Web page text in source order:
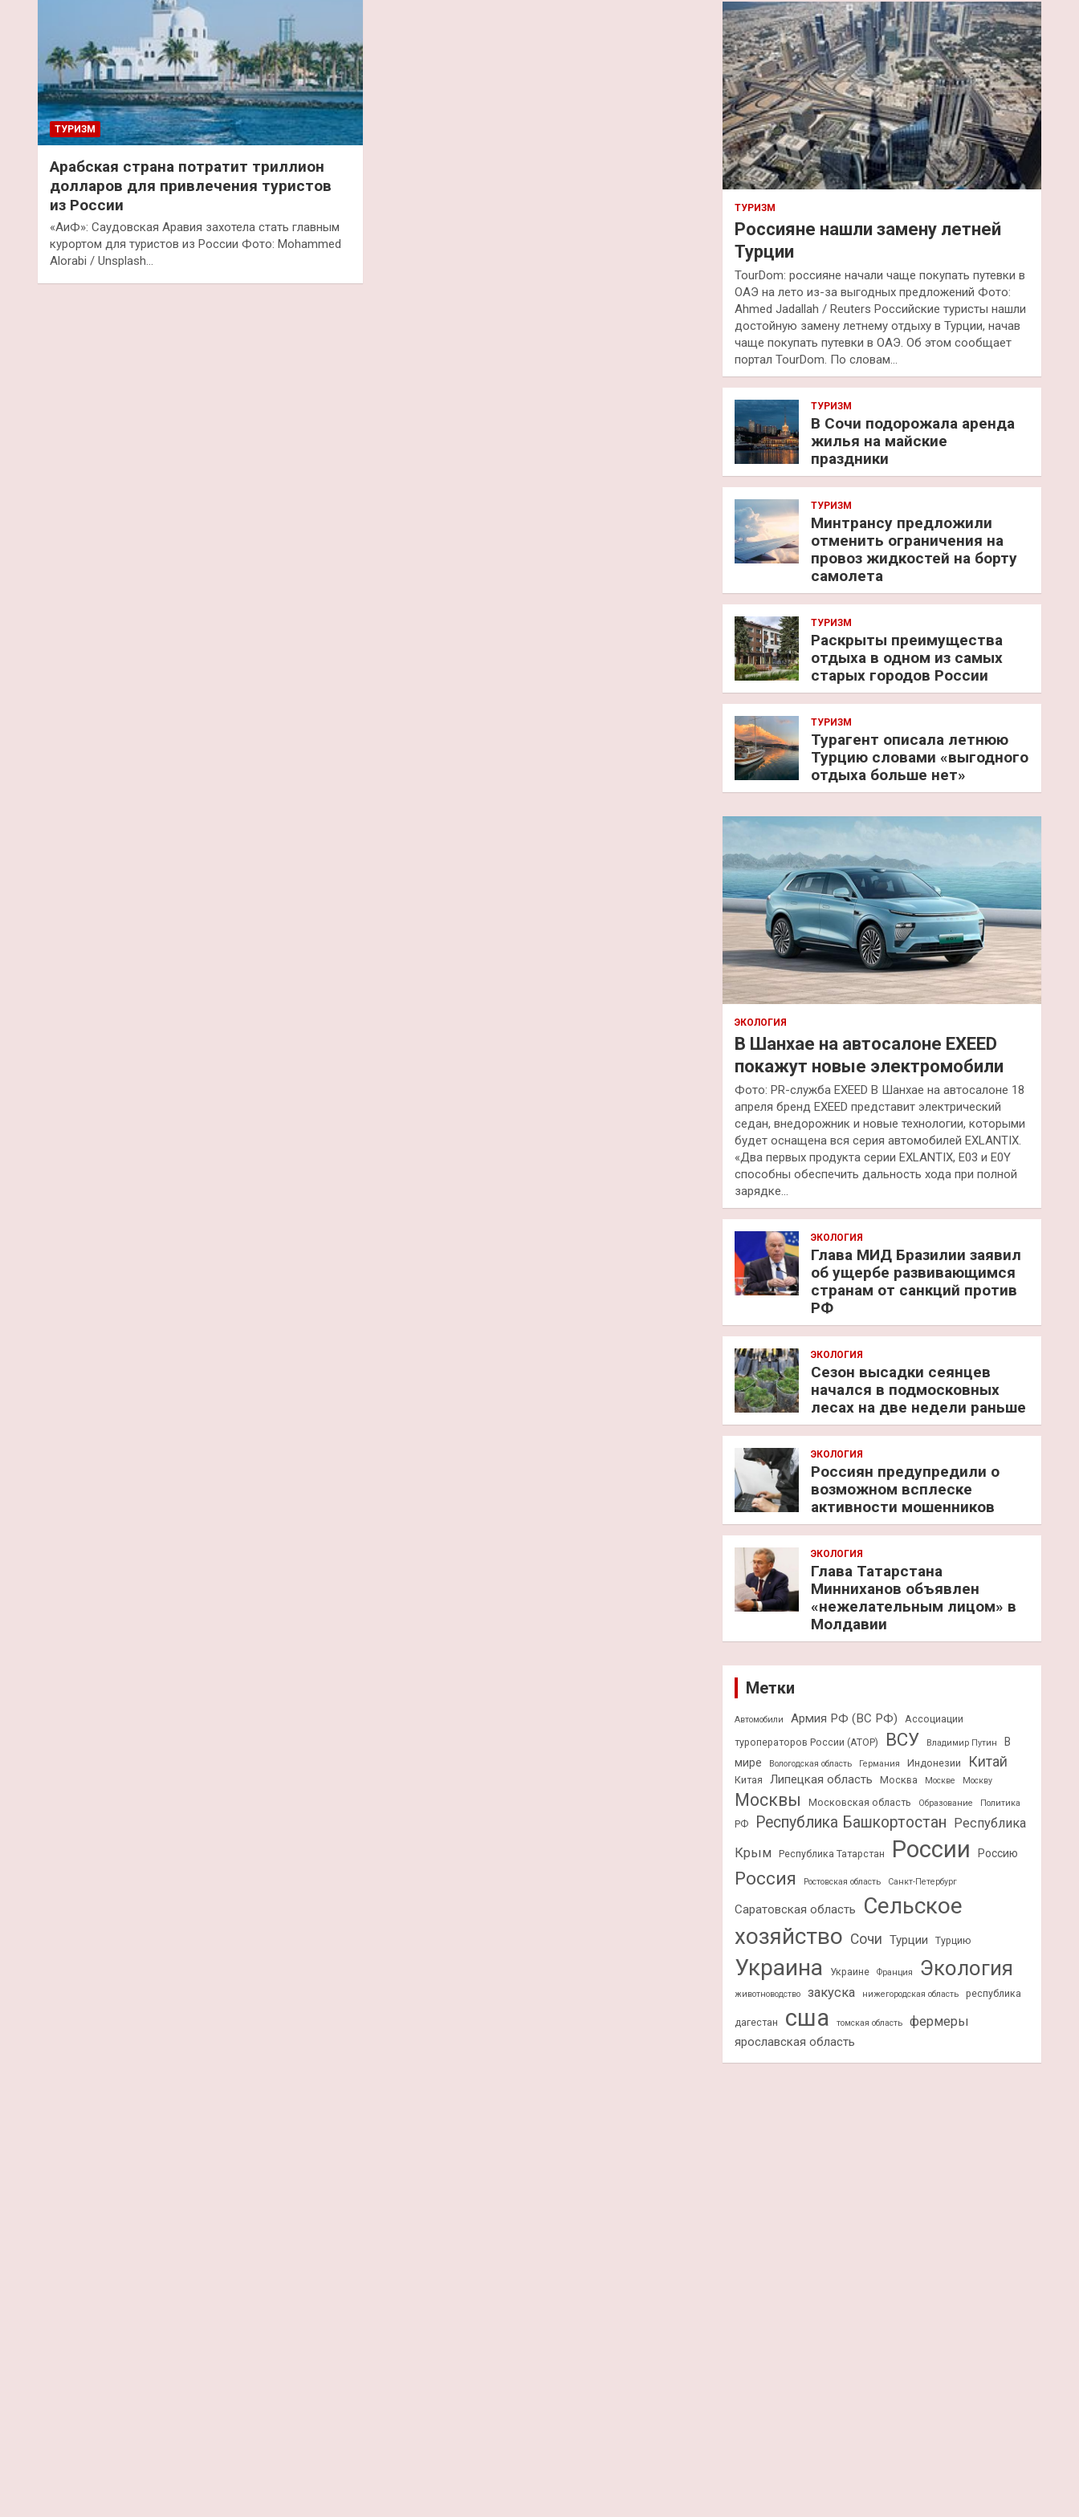
ТУРИЗМ
Арабская страна потратит триллион
долларов для привлечения туристов
из России
«АиФ»: Саудовская Аравия захотела стать главным
курортом для туристов из России Фото: Mohammed
Alorabi / Unsplash…
к
ТУРИЗМ
Россияне нашли замену летней
Турции
TourDom: россияне начали чаще покупать путевки в
ОАЭ на лето из-за выгодных предложений Фото:
Ahmed Jadallah / Reuters Российские туристы нашли
достойную замену летнему отдыху в Турции, начав
чаще покупать путевки в ОАЭ. Об этом сообщает
портал TourDom. По словам…
ТУРИЗМ
В Сочи подорожала аренда
жилья на майские
праздники
ТУРИЗМ
Минтрансу предложили
отменить ограничения на
провоз жидкостей на борту
самолета
ТУРИЗМ
Раскрыты преимущества
отдыха в одном из самых
старых городов России
ТУРИЗМ
Турагент описала летнюю
Турцию словами «выгодного
отдыха больше нет»
ЭКОЛОГИЯ
В Шанхае на автосалоне EXEED
покажут новые электромобили
Фото: PR-служба EXEED В Шанхае на автосалоне 18
апреля бренд EXEED представит электрический
седан, внедорожник и новые технологии, которыми
будет оснащена вся серия автомобилей EXLANTIX.
«Два первых продукта серии EXLANTIX, E03 и E0Y
способны обеспечить дальность хода при полной
зарядке…
ЭКОЛОГИЯ
Глава МИД Бразилии заявил
об ущербе развивающимся
странам от санкций против
РФ
ЭКОЛОГИЯ
Сезон высадки сеянцев
начался в подмосковных
лесах на две недели раньше
ЭКОЛОГИЯ
Россиян предупредили о
возможном всплеске
активности мошенников
ЭКОЛОГИЯ
Глава Татарстана
Минниханов объявлен
«нежелательным лицом» в
Молдавии
Метки
Автомобили Армия РФ (ВС РФ)
Ассоциации
туроператоров России (АТОР)
ВСУ Владимир Путин
В
мире
Вологодская область Германия Индонезии Китай
Китая Липецкая область Москва Москве Москву
Москвы Московская область Образование Политика
РФ Республика Башкортостан Республика
Крым
Республика Татарстан России Россию
Россия Ростовская область Санкт-Петербург
Саратовская область
Сельское
хозяйство Сочи Турции Турцию
Украина Украине Франция Экология
животноводство закуска нижегородская область республика
дагестан сша томская область фермеры
ярославская область